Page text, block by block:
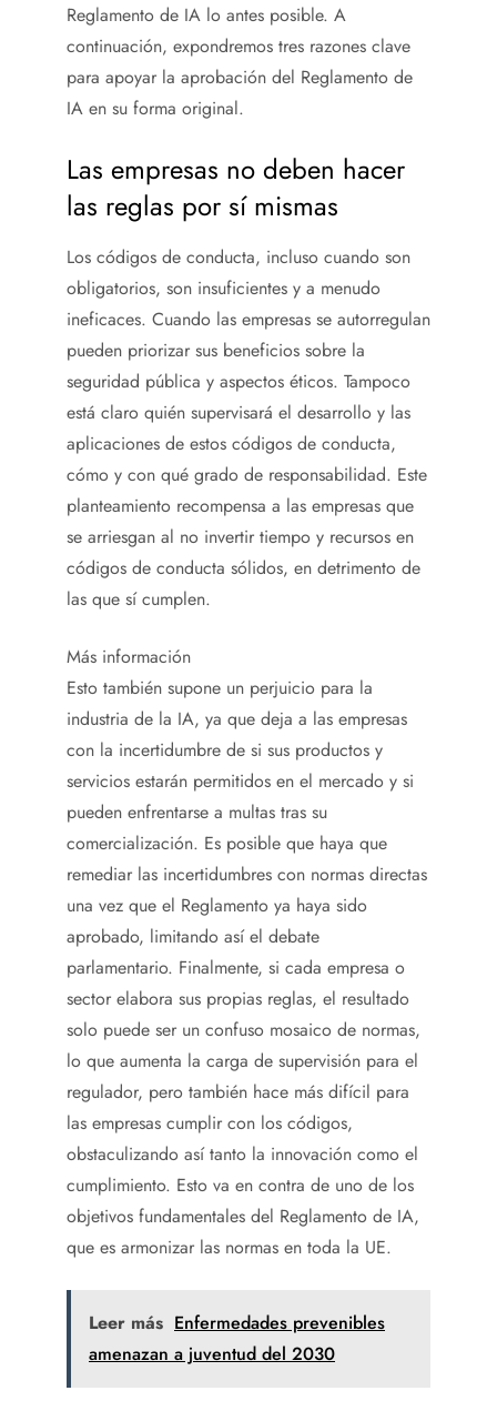
Reglamento de IA lo antes posible. A
continuación, expondremos tres razones clave
para apoyar la aprobación del Reglamento de
IA en su forma original.
Las empresas no deben hacer
las reglas por sí mismas
Los códigos de conducta, incluso cuando son
obligatorios, son insuficientes y a menudo
ineficaces. Cuando las empresas se autorregulan
pueden priorizar sus beneficios sobre la
seguridad pública y aspectos éticos. Tampoco
está claro quién supervisará el desarrollo y las
aplicaciones de estos códigos de conducta,
cómo y con qué grado de responsabilidad. Este
planteamiento recompensa a las empresas que
se arriesgan al no invertir tiempo y recursos en
códigos de conducta sólidos, en detrimento de
las que sí cumplen.
Más información
Esto también supone un perjuicio para la
industria de la IA, ya que deja a las empresas
con la incertidumbre de si sus productos y
servicios estarán permitidos en el mercado y si
pueden enfrentarse a multas tras su
comercialización. Es posible que haya que
remediar las incertidumbres con normas directas
una vez que el Reglamento ya haya sido
aprobado, limitando así el debate
parlamentario. Finalmente, si cada empresa o
sector elabora sus propias reglas, el resultado
solo puede ser un confuso mosaico de normas,
lo que aumenta la carga de supervisión para el
regulador, pero también hace más difícil para
las empresas cumplir con los códigos,
obstaculizando así tanto la innovación como el
cumplimiento. Esto va en contra de uno de los
objetivos fundamentales del Reglamento de IA,
que es armonizar las normas en toda la UE.
Leer más Enfermedades prevenibles
amenazan a juventud del 2030